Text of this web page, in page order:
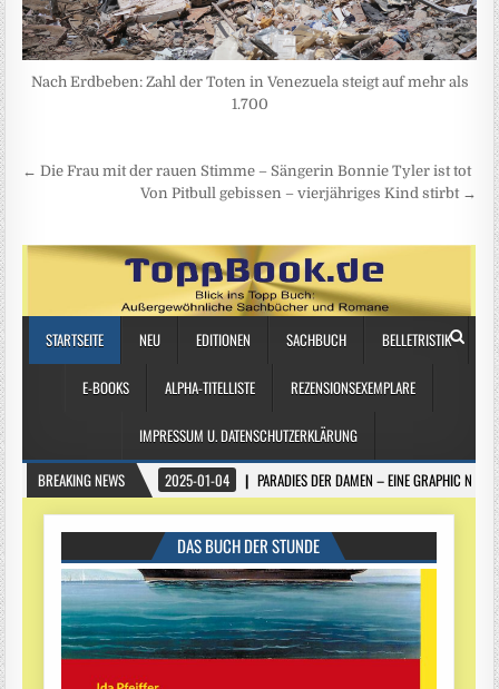
Nach Erdbeben: Zahl der Toten in Venezuela steigt auf mehr als
1.700
Beitragsnavigation
← Die Frau mit der rauen Stimme – Sängerin Bonnie Tyler ist tot
Von Pitbull gebissen – vierjähriges Kind stirbt →